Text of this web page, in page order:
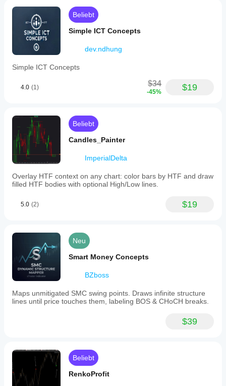
Beliebt
Simple ICT Concepts
dev.ndhung
Simple ICT Concepts
4.0 (1) $34
-45% $19
Beliebt
Candles_Painter
ImperialDelta
Overlay HTF context on any chart: color bars by HTF and draw
filled HTF bodies with optional High/Low lines.
5.0 (2) $19
Neu
Smart Money Concepts
BZboss
Maps unmitigated SMC swing points. Draws infinite structure
lines until price touches them, labeling BOS & CHoCH breaks.
$39
Beliebt
RenkoProfit